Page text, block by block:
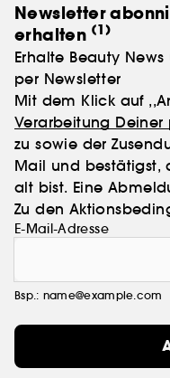
Newsletter
erhalten (1)
Erhalte Beauty
per Newsletter
Mit dem Klick auf
Verarbeitung
zu sowie der
Mail und bestätigst,
alt bist. Eine
Zu den
E-Mail-Adresse
Bsp.: name@example.com